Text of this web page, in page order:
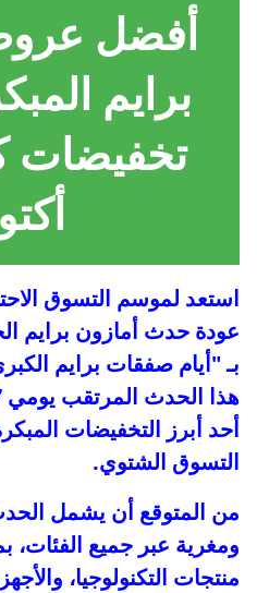
أفضل
تخفيضات
عودة حدث أمازون برايم
بـ "أيام صفقات برايم
أحد أبرز التخفيضات
التسوق الشتوي.
من المتوقع أن يشمل
ومغرية عبر جميع
منتجات التكنولوجيا،